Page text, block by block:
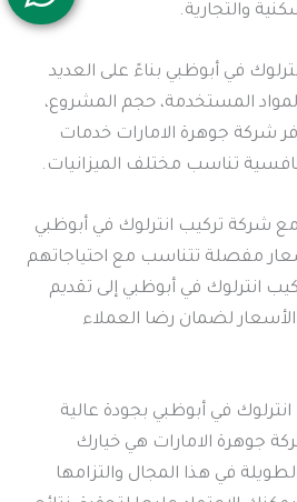
والتجارية.
في أبوظبي بناءً على العديد
المستخدمة، حجم المشروع،
شركة جوهرة الامارات خدمات
تناسب مختلف الميزانيات.
شركة تركيب انترلوك في أبوظبي
مفصلة تتناسب مع احتياجاتهم
انترلوك في أبوظبي إلى تقديم
لضمان رضا العملاء
في أبوظبي بجودة عالية
جوهرة الامارات هي خيارك
في هذا المجال والتزامها